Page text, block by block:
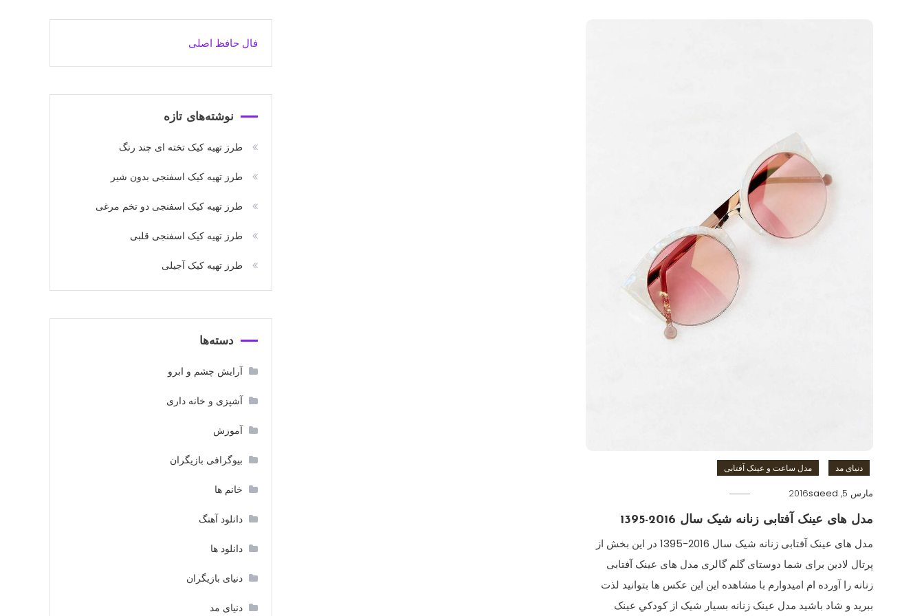
دنیای مد مدل ساعت و عینک آفتابی
مارس 5, 2016 saeed
مدل های عینک آفتابی زنانه شیک سال 2016-1395
مدل های عینک آفتابی زنانه شیک سال 2016-1395 در این بخش از
پرتال لادین برای شما دوستای گلم گالری مدل های عینک آفتابی
زنانه را آورده ام امیدوارم با مشاهده این این عکس ها بتوانید لذت
ببرید و شاد باشید مدل عینک زنانه بسیار شیک از کودکي عينک
فال حافظ اصلی
نوشته‌های تازه
طرز تهیه کیک تخته ای چند رنگ
طرز تهیه کیک اسفنجی بدون شیر
طرز تهیه کیک اسفنجی دو تخم مرغی
طرز تهیه کیک اسفنجی قلبی
طرز تهیه کیک آجیلی
دسته‌ها
آرایش چشم و ابرو
آشپزی و خانه داری
آموزش
بیوگرافی بازیگران
خانم ها
دانلود آهنگ
دانلود ها
دنیای بازیگران
دنیای مد